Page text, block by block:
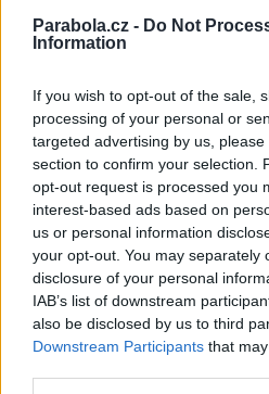
Parabola.cz - Do Not
Information
If you wish to opt-out of the sale,
processing of your personal or
targeted advertising by us,
section to confirm your selection.
opt-out request is processed you
interest-based ads based on
us or personal information
your opt-out. You may separately
disclosure of your personal
IAB’s list of downstream
also be disclosed by us to third
Downstream Participants that
Pracovní nabídky
07.08.2026 - Bosch Powertrain
48.400 Kč • náborový bonus
okres Jihlava)
07.08.2026 -Specialista pro
Klementa 869, Mladá Boleslav II)
06.08.2026 -Bosch Powertrain
Kč • náborový bonus 50.000 Kč •
06.08.2026 -
Bosch Powertrain
týdenní zálohy na mzdu 2.000 Kč
... další nabídky zaměstnání